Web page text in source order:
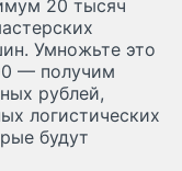
20 тысяч
Умножьте это
— получим
рублей,
логистических
будут